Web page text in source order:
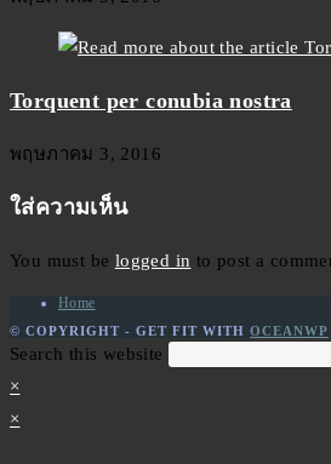
Torquent per conubia nostra
พฤษภาคม 3, 2016
ใส่ความเห็น
You must be logged in to post a
Home
© COPYRIGHT - GET FIT WITH OCEANWP
Search this website
×
×